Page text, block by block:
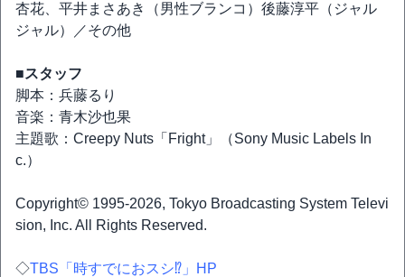
杏花、平井まさあき（男性ブランコ）後藤淳平（ジャル
ジャル）／その他
■スタッフ
脚本：兵藤るり
音楽：青木沙也果
主題歌：Creepy Nuts「Fright」（Sony Music Labels In
c.）
Copyright© 1995-2026, Tokyo Broadcasting System Televi
sion, Inc. All Rights Reserved.
◇TBS「時すでにおスシ⁉」HP